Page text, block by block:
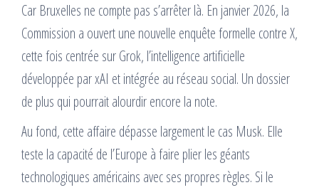
Car Bruxelles ne compte pas s’arrêter là. En janvier 2026, la
Commission a ouvert une nouvelle enquête formelle contre X,
cette fois centrée sur Grok, l’intelligence artificielle
développée par xAI et intégrée au réseau social. Un dossier
de plus qui pourrait alourdir encore la note.
Au fond, cette affaire dépasse largement le cas Musk. Elle
teste la capacité de l’Europe à faire plier les géants
technologiques américains avec ses propres règles. Si le